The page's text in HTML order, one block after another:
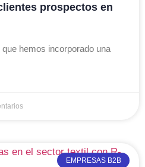
prospectos en
hemos incorporado una
EMPRESAS B2B